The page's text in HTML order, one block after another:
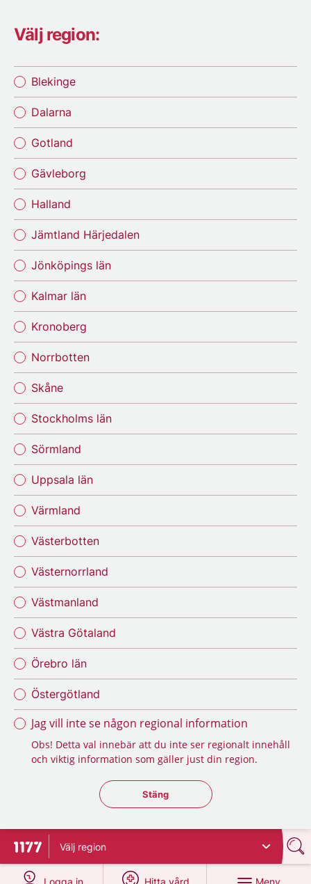
Välj region:
Blekinge
Dalarna
Gotland
Gävleborg
Halland
Jämtland Härjedalen
Jönköpings län
Kalmar län
Kronoberg
Norrbotten
Skåne
Stockholms län
Sörmland
Uppsala län
Värmland
Västerbotten
Västernorrland
Västmanland
Västra Götaland
Örebro län
Östergötland
Jag vill inte se någon regional information
Obs! Detta val innebär att du inte ser regionalt innehåll
och viktig information som gäller just din region.
Stäng regionsväljaren
Stäng
Till startsidan för 1177
Välj region
Logga in
på 1177.se
Hitta vård
på 1177.se
Meny